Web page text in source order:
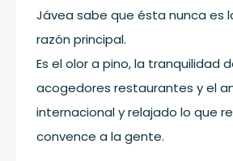
Jávea sabe que ésta nunca es
razón principal.
Es el olor a pino, la tranquilidad
acogedores restaurantes y el
internacional y relajado lo que
convence a la gente.